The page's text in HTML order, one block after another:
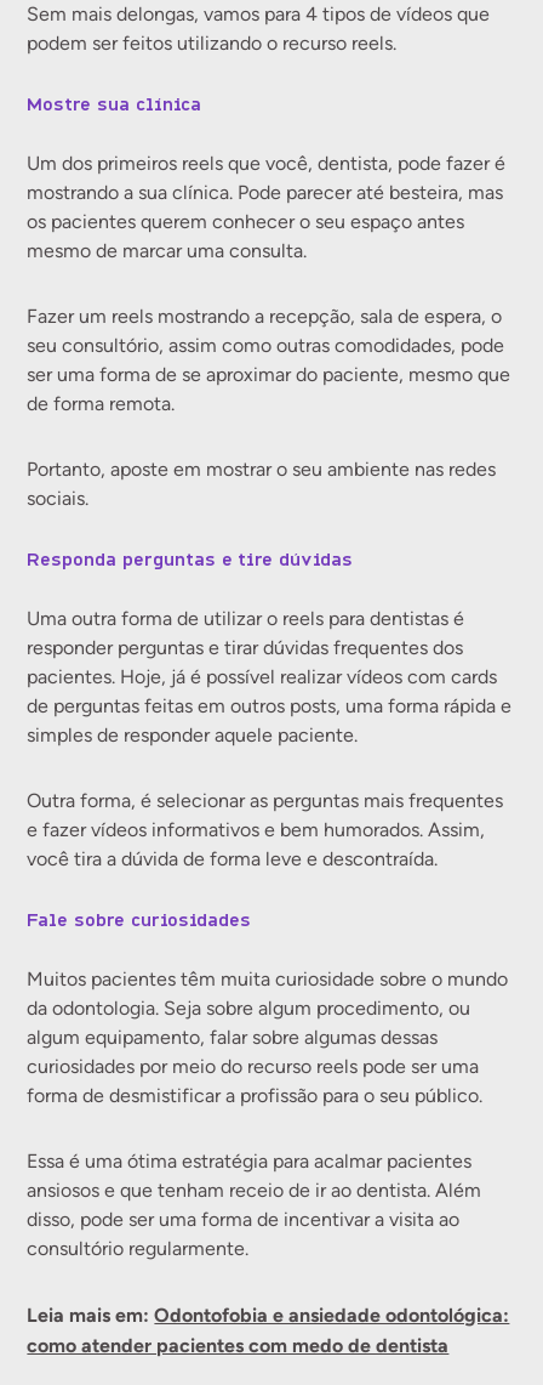
Sem mais delongas, vamos para 4 tipos de vídeos que
podem ser feitos utilizando o recurso reels.
Mostre sua clínica
Um dos primeiros reels que você, dentista, pode fazer é
mostrando a sua clínica. Pode parecer até besteira, mas
os pacientes querem conhecer o seu espaço antes
mesmo de marcar uma consulta.
Fazer um reels mostrando a recepção, sala de espera, o
seu consultório, assim como outras comodidades, pode
ser uma forma de se aproximar do paciente, mesmo que
de forma remota.
Portanto, aposte em mostrar o seu ambiente nas redes
sociais.
Responda perguntas e tire dúvidas
Uma outra forma de utilizar o reels para dentistas é
responder perguntas e tirar dúvidas frequentes dos
pacientes. Hoje, já é possível realizar vídeos com cards
de perguntas feitas em outros posts, uma forma rápida e
simples de responder aquele paciente.
Outra forma, é selecionar as perguntas mais frequentes
e fazer vídeos informativos e bem humorados. Assim,
você tira a dúvida de forma leve e descontraída.
Fale sobre curiosidades
Muitos pacientes têm muita curiosidade sobre o mundo
da odontologia. Seja sobre algum procedimento, ou
algum equipamento, falar sobre algumas dessas
curiosidades por meio do recurso reels pode ser uma
forma de desmistificar a profissão para o seu público.
Essa é uma ótima estratégia para acalmar pacientes
ansiosos e que tenham receio de ir ao dentista. Além
disso, pode ser uma forma de incentivar a visita ao
consultório regularmente.
Leia mais em:Odontofobia e ansiedade odontológica:
como atender pacientes com medo de dentista